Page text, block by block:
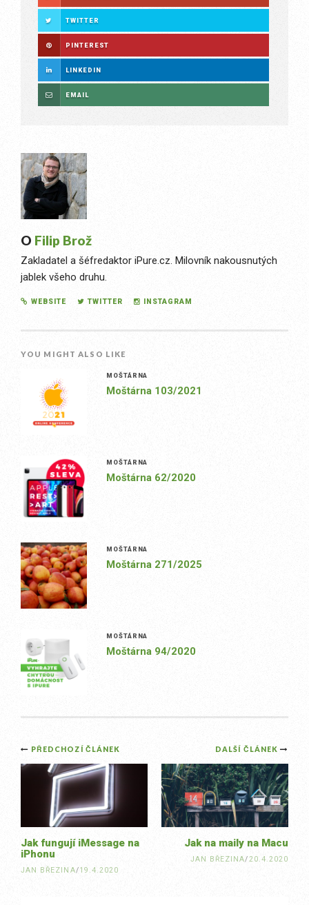
TWITTER
PINTEREST
LINKEDIN
EMAIL
O Filip Brož
Zakladatel a šéfredaktor iPure.cz. Milovník nakousnutých
jablek všeho druhu.
WEBSITE TWITTER INSTAGRAM
YOU MIGHT ALSO LIKE
MOŠTÁRNA
Moštárna 103/2021
MOŠTÁRNA
Moštárna 62/2020
MOŠTÁRNA
Moštárna 271/2025
MOŠTÁRNA
Moštárna 94/2020
Post
navigation
DALŠÍ ČLÁNEK
Jak na maily na Macu
JAN BŘEZINA/20.4.2020
PŘEDCHOZÍ ČLÁNEK
Jak fungují iMessage na
iPhonu
JAN BŘEZINA/19.4.2020